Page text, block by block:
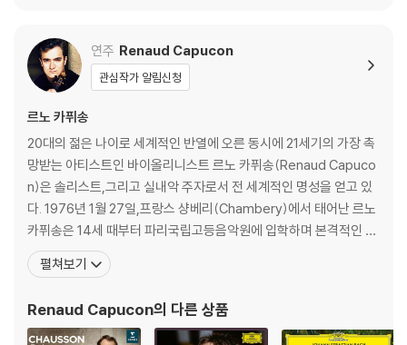
연주 Renaud Capucon
관심작가 알림신청
르노 카퓌송
20대의 젊은 나이로 세계적인 반열에 오른 동시에 21세기의 가장 촉
망받는 아티스트인 바이올리니스트 르노 카퓌송(Renaud Capuco
n)은 솔리스트,그리고 실내악 주자로서 전 세계적인 명성을 얻고 있
다. 1976년 1월 27일,프랑스 샹베리(Chambery)에서 태어난 르노
카퓌송은 14세 때부터 파리국립고등음악원에 입학하며 본격적인 음
악 공부를 시작했다. 1995년 그는 베를린 예술대학에 입학했으며,토
마스 브란디스,아이작 스턴,슐로모 민츠,오귀스탱 뒤메이를 사사하
'구스타프 말러 유겐트 오케스트라'의 수석
펼쳐보기
Renaud Capucon의 다른 상품